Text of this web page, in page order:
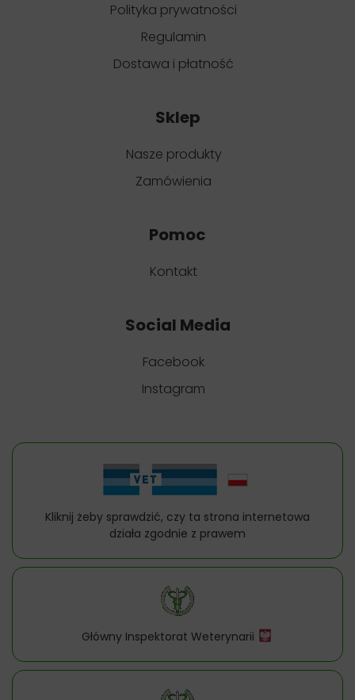
Polityka prywatności
Regulamin
Dostawa i płatność
Sklep
Nasze produkty
Zamówienia
Pomoc
Kontakt
Social Media
Facebook
Instagram
Kliknij żeby sprawdzić, czy ta strona internetowa
działa zgodnie z prawem
Główny Inspektorat Weterynarii